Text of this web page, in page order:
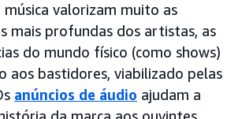
música valorizam muito as
mais profundas dos artistas, as
do mundo físico (como shows)
aos bastidores, viabilizado pelas
anúncios de áudio ajudam a